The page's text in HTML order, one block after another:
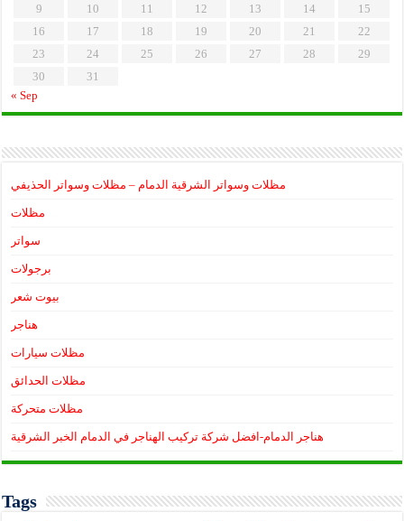
9 10 11 12 13 14
15
16
17 18 19 20 21
22
23
24 25 26 27 28
29
30
31
« Sep
مظلات وسواتر الشرقية الدمام – مظلات وسواتر الحذيفي
مظلات
سواتر
برجولات
بيوت شعر
هناجر
مظلات سيارات
مظلات الحدائق
مظلات متحركة
هناجر الدمام-افضل شركة تركيب الهناجر في الدمام الخبر الشرقية
Tags